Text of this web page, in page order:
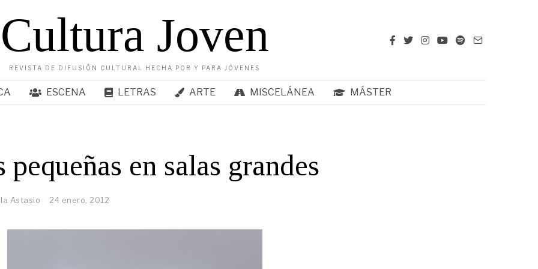
Cultura Joven
REVISTA DE DIFUSIÓN CULTURAL HECHA POR Y PARA JÓVENES
ESCENA LETRAS ARTE MISCELÁNEA MÁSTER
pequeñas en salas grandes
Astasio 24 enero, 2012